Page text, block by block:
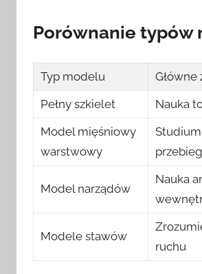
Porównanie
Typ modelu Główne
Pełny szkielet
Nauka
Model mięśniowy
warstwowy
Model narządów
Nauka
Modele stawów
ruchu